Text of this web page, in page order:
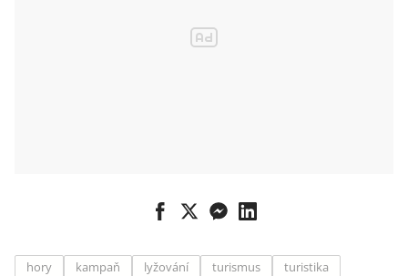
hory kampaň lyžování turismus
turistika